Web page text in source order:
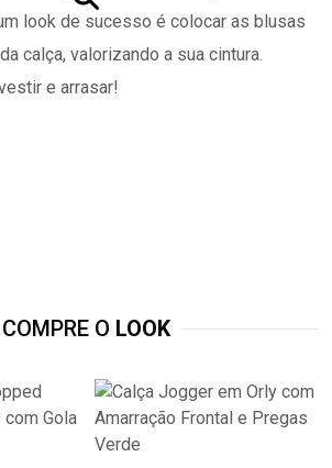
look de sucesso é colocar as blusas
calça, valorizando a sua cintura.
e arrasar!
COMPRE O LOOK